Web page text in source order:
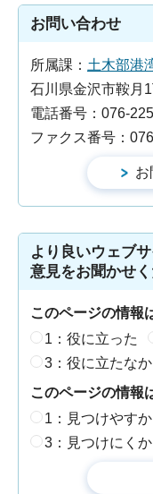
お問い合わせ
所属課： 土木部港
石川県金沢市鞍月
電話番号：076-
ファクス番号：
より良いウェブ
意見をお聞かせ
このページの情報
1：役に立った
3：役に立たな
このページの情報
1：見つけやす
3：見つけにく